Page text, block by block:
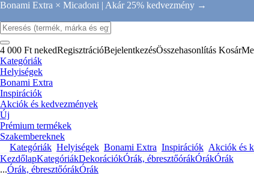
Bonami Extra × Micadoni | Akár 25% kedvezmény →
4 000 Ft nekedRegisztrációBejelentkezésÖsszehasonlítás Kosár
Kategóriák
Helyiségek
Bonami Extra
Inspirációk
Akciók és kedvezmények
Új
Prémium termékek
Szakembereknek
Kategóriák Helyiségek Bonami Extra Inspirációk Akciók és
KezdőlapKategóriákDekorációkÓrák, ébresztőórákÓrákÓrák
...Órák, ébresztőórákÓrák